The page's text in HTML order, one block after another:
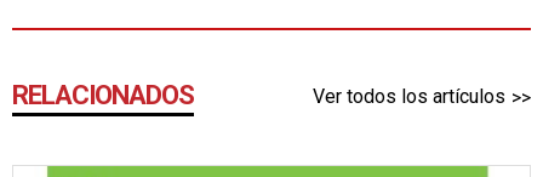
RELACIONADOS Ver todos los artículos